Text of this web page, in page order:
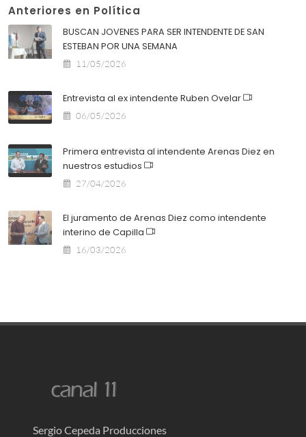
Anteriores en Política
BUSCAN JOVENES PARA SER INTENDENTE DE SAN
ESTEBAN POR UNA SEMANA
11/05/2026
Entrevista al ex intendente Ruben Ovelar
06/05/2026
Primera entrevista al intendente Arenas Diez en
nuestros estudios
27/04/2026
El juramento de Arenas Diez como intendente
interino de Capilla
16/03/2026
Sergio Cepeda Producciones